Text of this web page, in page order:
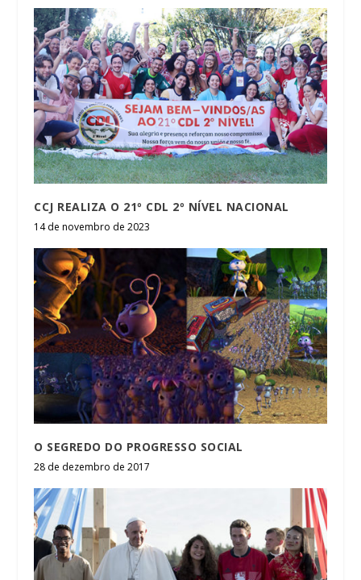
CCJ REALIZA O 21º CDL 2º NÍVEL NACIONAL
14 de novembro de 2023
O SEGREDO DO PROGRESSO SOCIAL
28 de dezembro de 2017